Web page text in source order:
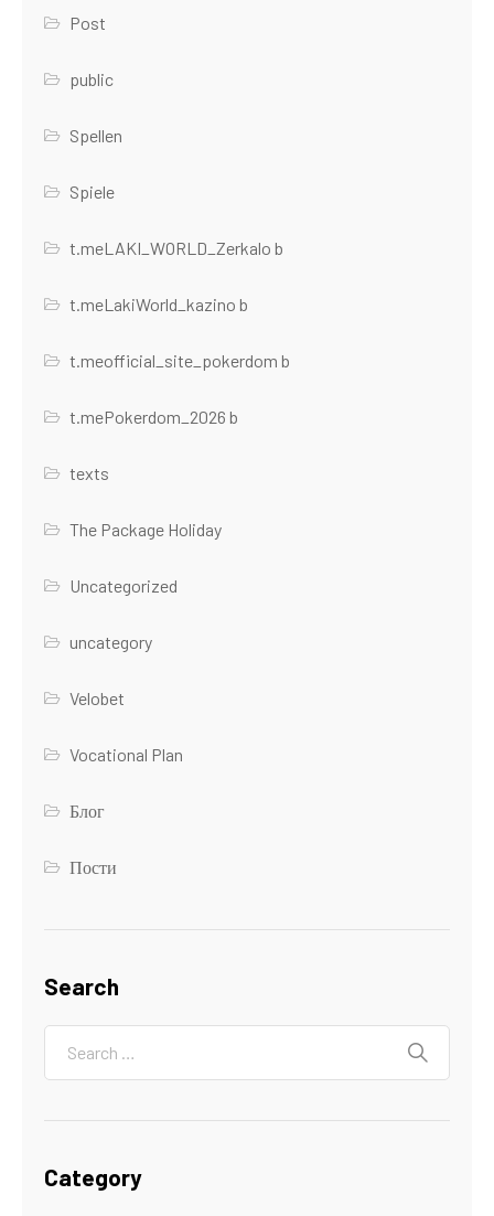
Post
public
Spellen
Spiele
t.meLAKI_WORLD_Zerkalo b
t.meLakiWorld_kazino b
t.meofficial_site_pokerdom b
t.mePokerdom_2026 b
texts
The Package Holiday
Uncategorized
uncategory
Velobet
Vocational Plan
Блог
Пости
Search
Category